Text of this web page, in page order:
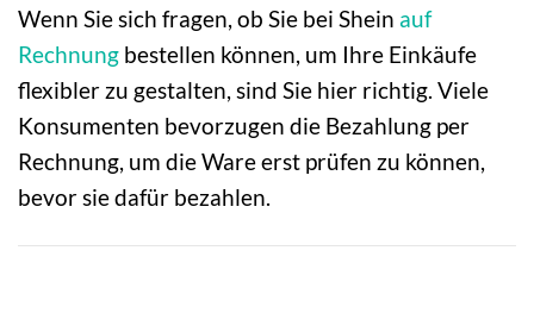
Wenn Sie sich fragen, ob Sie bei Shein auf
Rechnung bestellen können, um Ihre Einkäufe
flexibler zu gestalten, sind Sie hier richtig. Viele
Konsumenten bevorzugen die Bezahlung per
Rechnung, um die Ware erst prüfen zu können,
bevor sie dafür bezahlen.